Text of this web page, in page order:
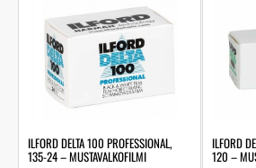
ILFORD DELTA 100 PROFESSIONAL,
135-24 – MUSTAVALKOFILMI
ILFORD
120 –